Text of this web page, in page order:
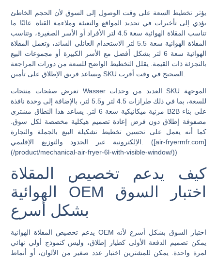
يؤثر تخطيط السعة على وقت الوصول إلى السوق لأن الحجم الخاطئ
يؤدي إلى تأخيرات في تحديد المواقع والتعبئة وملاءمة القناة. غالبًا ما
تناسب المقلاة الهوائية سعة 4.5 لتر الأفراد أو الأسر الصغيرة، وتناسب
المقلاة الهوائية سعة 5.5 لتر الاستخدام العائلي السائد، وتعمل المقلاة
الهوائية سعة 6 لتر بشكل أفضل مع الأسر الكبيرة أو مجموعات البيع
بالتجزئة ذات القيمة. يقلل التخطيط الواضح للسعة من دورات المراجعة
تعرض صفحات منتجات Wasser العديد من وحدات SKU الموجهة
للسعة، بما في ذلك طرازات 4.5 لتر و5.5 لتر، بالإضافة إلى وحدة نافذة
مرئية ميكانيكية سعة 6 لتر. يساعد هذا النطاق مشتري B2B على بناء
مصفوفة إطلاق دون فرض إعادة تصميم هيكلية مخصصة لكل سوق.
كما أنه يعمل على تحسين تخطيط تشكيلة البيع بالجملة والتجارة
الإلكترونية عبر الحدود والتوزيع الإقليمي. ([air-fryermfr.com]
(/product/mechanical-air-fryer-6l-with-visible-window/))
كيف يدعم تخصيص المقلاة
الهوائية OEM اختبار السوق
يدعم تخصيص المقلاة الهوائية OEM اختبار السوق بشكل أسرع لأنه
يمكن تصميم الدفعة الأولى كطيار إطلاق، وليس كنموذج أولي نهائي
لمرة واحدة. يمكن للمشترين اختبار عدد صغير من الألوان، أو أنماط